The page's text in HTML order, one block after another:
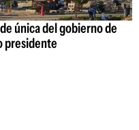
única del gobierno de
presidente